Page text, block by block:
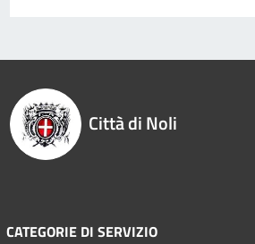
Città di Noli
CATEGORIE DI SERVIZIO